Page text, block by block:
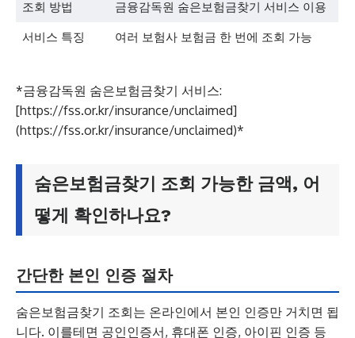
조회 방법 금융감독원 숨은보험금찾기 서비스 이용
서비스 특징 여러 보험사 보험금 한 번에 조회 가능
*금융감독원 숨은보험금찾기 서비스:
[https://fss.or.kr/insurance/unclaimed]
(https://fss.or.kr/insurance/unclaimed)*
숨은보험금찾기 조회 가능한 금액, 어
떻게 확인하나요?
간단한 본인 인증 절차
숨은보험금찾기 조회는 온라인에서 본인 인증만 거치면 됩
니다. 이를테면 공인인증서, 휴대폰 인증, 아이핀 인증 등